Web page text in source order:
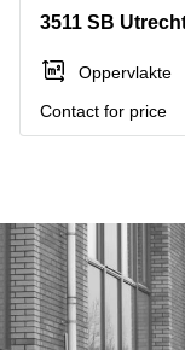
Hengelo
Hilversum
Hoofddorp
Tiel
Tilburg
Zwolle
Reeuwijk
Business
Arnhem
Westpoort
Business
center
Hilversum
3511 SB
Oppervlakte
Contact for price